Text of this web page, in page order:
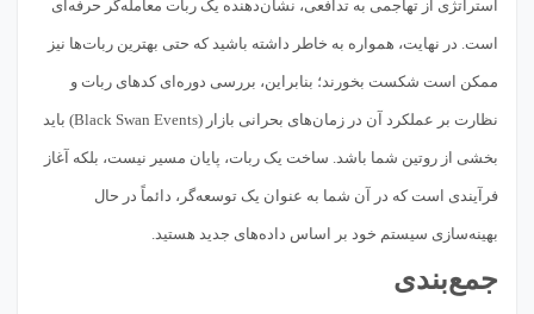
استراتژی از تهاجمی به تدافعی، نشان‌دهنده یک ربات معامله‌گر حرفه‌ای
است. در نهایت، همواره به خاطر داشته باشید که حتی بهترین ربات‌ها نیز
ممکن است شکست بخورند؛ بنابراین، بررسی دوره‌ای کدهای ربات و
نظارت بر عملکرد آن در زمان‌های بحرانی بازار (Black Swan Events) باید
بخشی از روتین شما باشد. ساخت یک ربات، پایان مسیر نیست، بلکه آغاز
فرآیندی است که در آن شما به عنوان یک توسعه‌گر، دائماً در حال
بهینه‌سازی سیستم خود بر اساس داده‌های جدید هستید.
جمع‌بندی